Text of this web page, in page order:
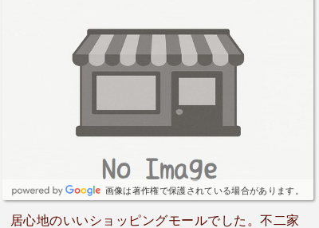
画像は著作権で保護されている場合があります。
居心地のいいショッピングモールでした。不二家